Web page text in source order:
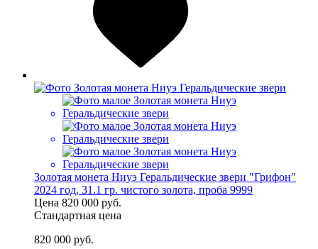
Золотая монета Ниуэ Геральдические звери "Грифон"
2024 год, 31.1 гр. чистого золота, проба 9999
Цена 820 000 руб.
Стандартная цена
820 000 руб.